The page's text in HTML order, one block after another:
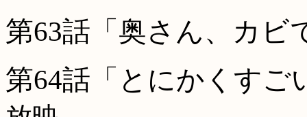
第63話「奥さん、カビ
第64話「とにかくすご